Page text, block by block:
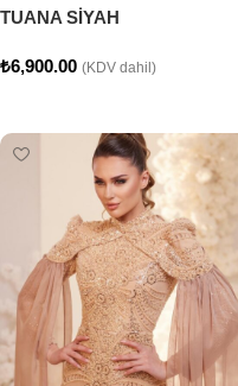
TUANA SİYAH
₺6,900.00 (KDV dahil)